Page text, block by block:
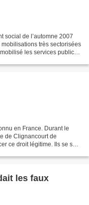
social de l’automne 2007
très sectorisées
les services publics,
en France. Durant le
de Clignancourt de
ce droit légitime. Ils se sont
les faux